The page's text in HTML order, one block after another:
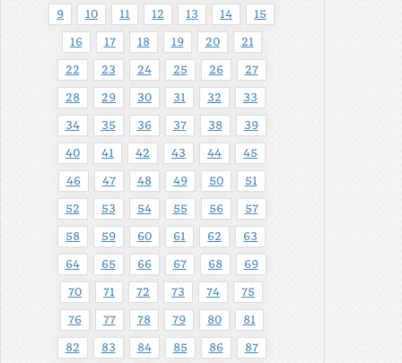
9 10 11 12 13 14 15
16 17 18 19 20 21
22 23 24 25 26 27
28 29 30 31 32 33
34 35 36 37 38 39
40 41 42 43 44 45
46 47 48 49 50 51
52 53 54 55 56 57
58 59 60 61 62 63
64 65 66 67 68 69
70 71 72 73 74 75
76 77 78 79 80 81
82 83 84 85 86 87